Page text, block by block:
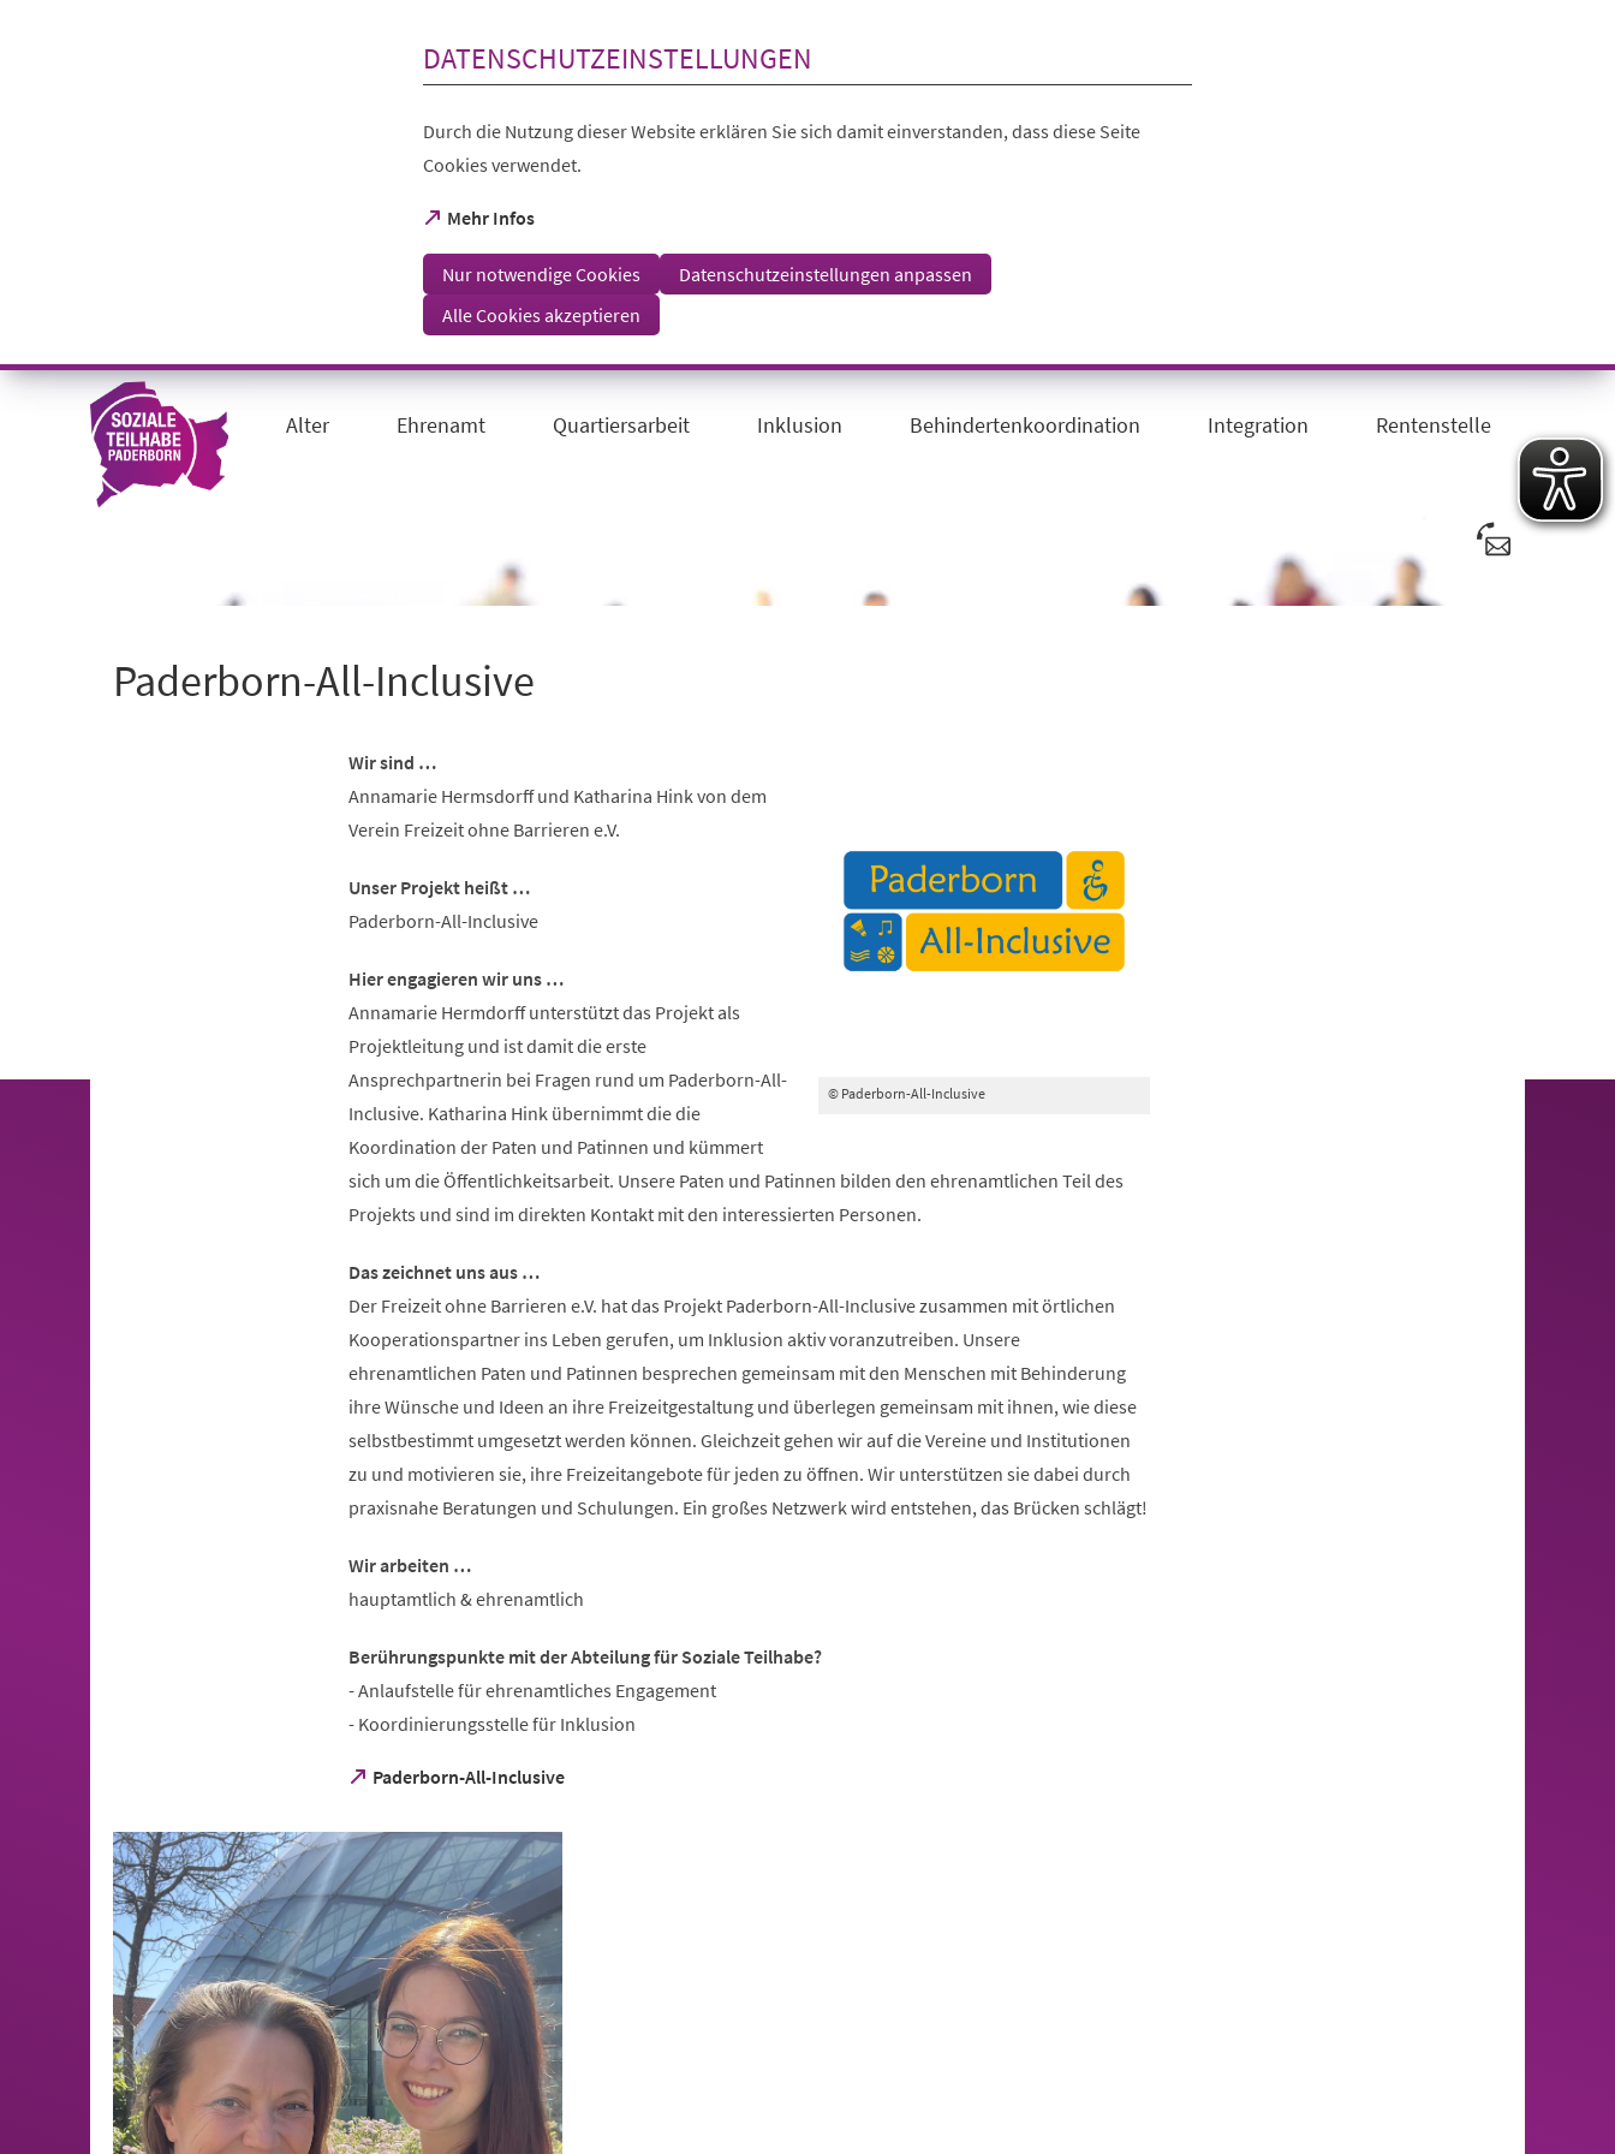
Visuelle
Assistenzsoftware
DATENSCHUTZEINSTELLUNGEN
Durch die Nutzung dieser Website erklären Sie sich damit einverstanden, dass diese Seite
Cookies verwendet.
Mehr Infos
(Öffnet
einem
neuen
Tab)
Nur notwendige Cookies
Datenschutzeinstellungen anpassen
Alle Cookies akzeptieren
Alter Ehrenamt Quartiersarbeit Inklusion Behindertenkoordination Integration Rentenstelle
Paderborn-All-Inclusive
© Paderborn-All-Inclusive
Wir sind …
Annamarie Hermsdorff und Katharina Hink von dem
Verein Freizeit ohne Barrieren e.V.
Unser Projekt heißt …
Paderborn-All-Inclusive
Hier engagieren wir uns …
Annamarie Hermdorff unterstützt das Projekt als
Projektleitung und ist damit die erste
Ansprechpartnerin bei Fragen rund um Paderborn-All-
Inclusive. Katharina Hink übernimmt die die
Koordination der Paten und Patinnen und kümmert
sich um die Öffentlichkeitsarbeit. Unsere Paten und Patinnen bilden den ehrenamtlichen Teil des
Projekts und sind im direkten Kontakt mit den interessierten Personen.
Das zeichnet uns aus …
Der Freizeit ohne Barrieren e.V. hat das Projekt Paderborn-All-Inclusive zusammen mit örtlichen
Kooperationspartner ins Leben gerufen, um Inklusion aktiv voranzutreiben. Unsere
ehrenamtlichen Paten und Patinnen besprechen gemeinsam mit den Menschen mit Behinderung
ihre Wünsche und Ideen an ihre Freizeitgestaltung und überlegen gemeinsam mit ihnen, wie diese
selbstbestimmt umgesetzt werden können. Gleichzeit gehen wir auf die Vereine und Institutionen
zu und motivieren sie, ihre Freizeitangebote für jeden zu öffnen. Wir unterstützen sie dabei durch
praxisnahe Beratungen und Schulungen. Ein großes Netzwerk wird entstehen, das Brücken schlägt!
Wir arbeiten …
hauptamtlich & ehrenamtlich
Berührungspunkte mit der Abteilung für Soziale Teilhabe?
- Anlaufstelle für ehrenamtliches Engagement
- Koordinierungsstelle für Inklusion
Paderborn-All-Inclusive
(Öffnet
neuen
Tab)